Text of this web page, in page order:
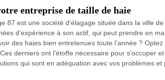
entreprise de taille de haie
87 est une société d’élagage située dans la ville
d’expérience à son actif, qui peut prendre en
des haies bien entretenues toute l’année ?
derniers ont l’étoffe nécessaire pour s’occuper
qui sont en adéquation avec vos problèmes